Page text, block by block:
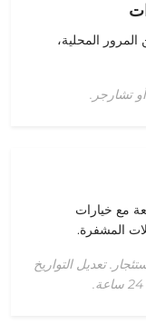
المرور المحلية،
أو تشارجر.
مع خيارات
المشفرة.
الاستئجار. تعديل التواريخ